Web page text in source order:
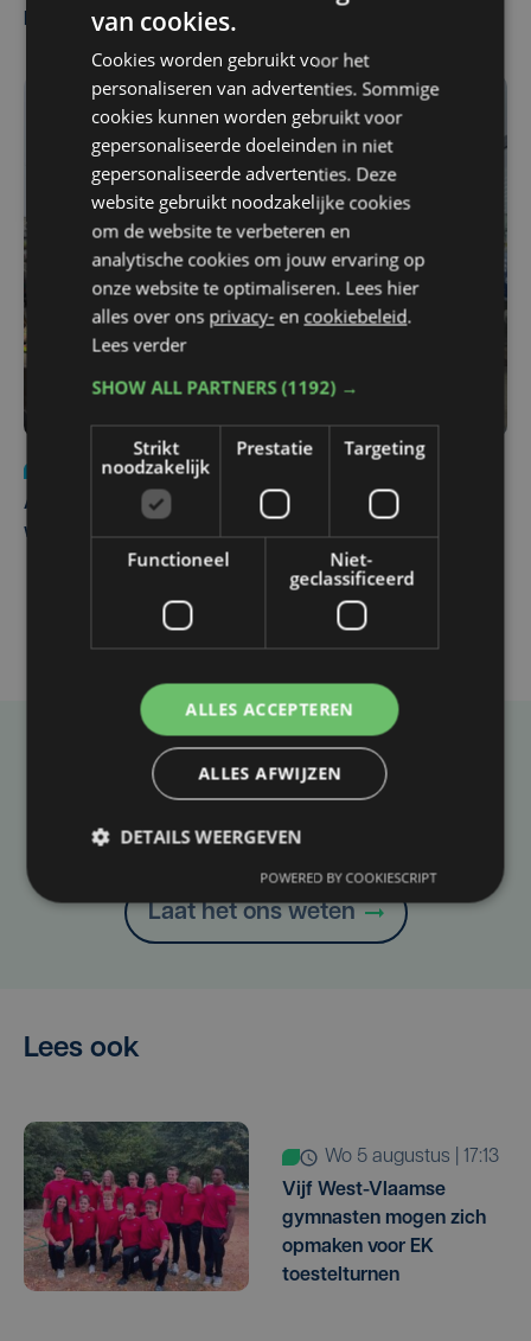
Pieters Brugge
Nieuws
do 30 juli | 12:57
Autobestuurster rijdt na foutief manoeuvre tegen
winkelgevel in Ieper
Taalfout opgemerkt?
Heb je een taal- of schrijffout opgemerkt in dit
artikel?
Laat het ons weten
Lees ook
wo 5 augustus | 17:13
Vijf West-Vlaamse
gymnasten mogen zich
opmaken voor EK
toestelturnen
van cookies.
Cookies worden gebruikt voor het
personaliseren van advertenties. Sommige
cookies kunnen worden gebruikt voor
gepersonaliseerde doeleinden in niet
gepersonaliseerde advertenties. Deze
website gebruikt noodzakelijke cookies
om de website te verbeteren en
analytische cookies om jouw ervaring op
onze website te optimaliseren. Lees hier
alles over ons privacy- en cookiebeleid.
Lees verder
SHOW ALL PARTNERS(1192) →
Strikt
noodzakelijk
Prestatie Targeting
Functioneel
Niet-
geclassificeerd
ALLES ACCEPTEREN
ALLES AFWIJZEN
DETAILS WEERGEVEN
POWERED BY COOKIESCRIPT